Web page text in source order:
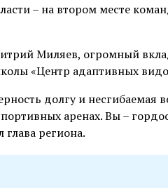
– на втором месте
Миляев, огромный
«Центр адаптивных
долгу и несгибаемая
аренах. Вы –
региона.